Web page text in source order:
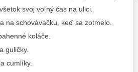
svoj voľný čas na ulici.
na schovávačku, keď sa zotmelo.
koláče.
guličky.
cumlíky.